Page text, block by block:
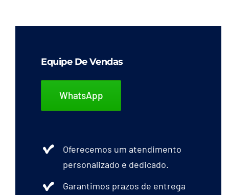
Equipe De Vendas
WhatsApp
Oferecemos um atendimento
personalizado e dedicado.
Garantimos prazos de entrega